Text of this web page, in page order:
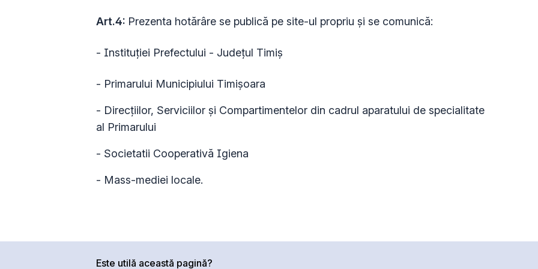
Art.4: Prezenta hotărâre se publică pe site-ul propriu și se comunică:
- Instituției Prefectului - Județul Timiș
- Primarului Municipiului Timișoara
- Direcțiilor, Serviciilor și Compartimentelor din cadrul aparatului de specialitate
al Primarului
- Societatii Cooperativă Igiena
- Mass-mediei locale.
Este utilă această pagină?